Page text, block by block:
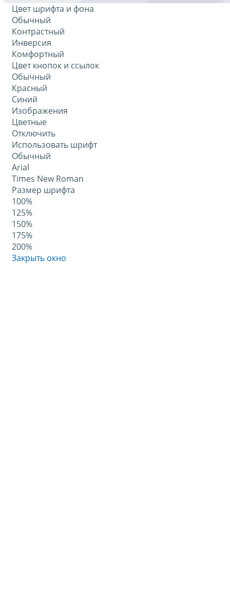
Цвет шрифта и фона
Обычный
Контрастный
Инверсия
Комфортный
Цвет кнопок и ссылок
Обычный
Красный
Синий
Изображения
Цветные
Отключить
Использовать шрифт
Обычный
Arial
Times New Roman
Размер шрифта
100%
125%
150%
175%
200%
Закрыть окно